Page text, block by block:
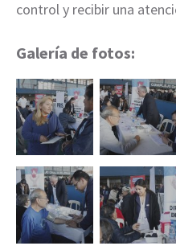
control y recibir una
Galería de fotos: